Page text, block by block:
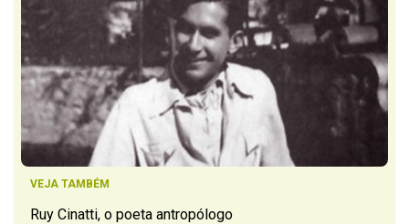
VEJA TAMBÉM
Ruy Cinatti, o poeta antropólogo